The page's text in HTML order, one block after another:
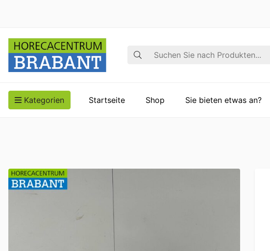
Suche
Kategorien Startseite Shop Sie bieten etwas an?